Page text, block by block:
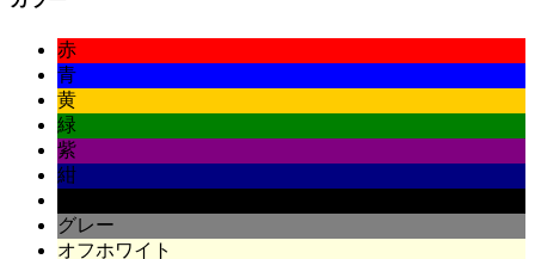
赤
青
黄
緑
紫
紺
グレー
オフホワイト